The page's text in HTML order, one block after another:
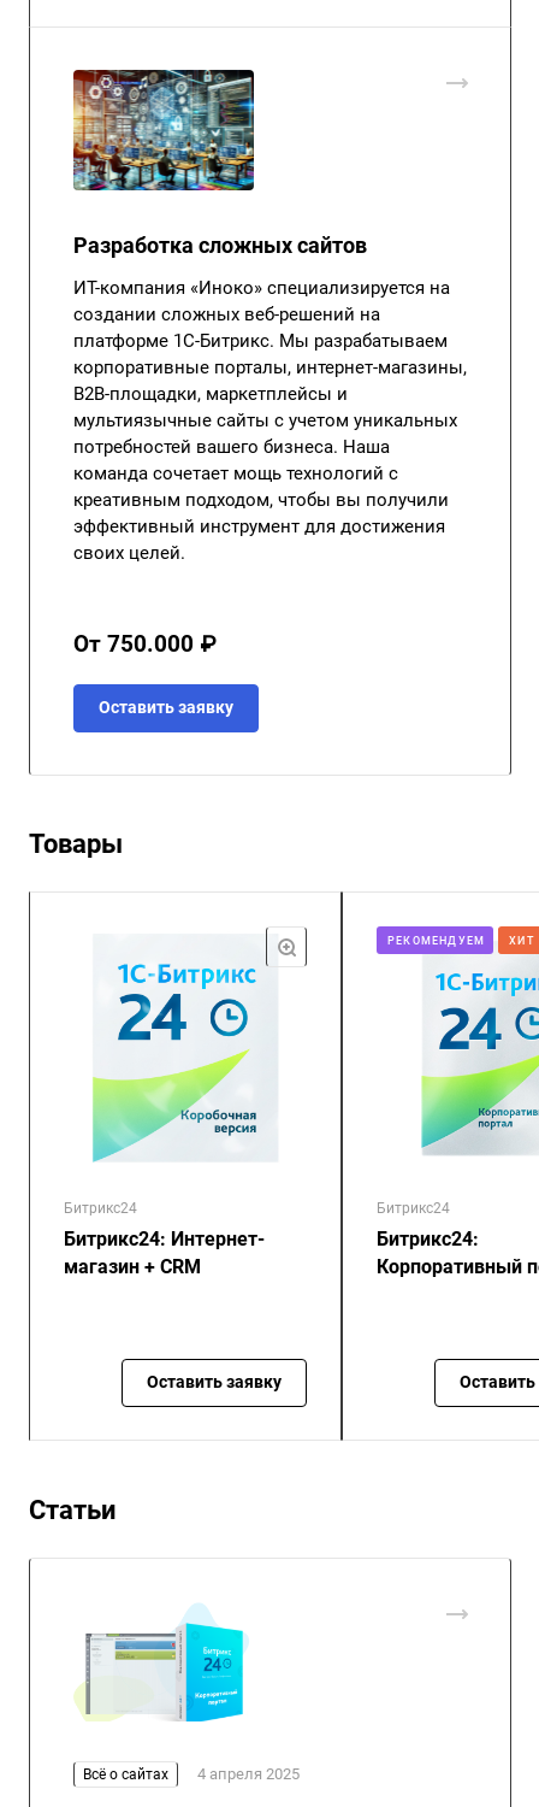
Разработка сложных сайтов
ИТ-компания «Иноко» специализируется на
создании сложных веб-решений на
платформе 1С-Битрикс. Мы разрабатываем
корпоративные порталы, интернет-магазины,
B2B-площадки, маркетплейсы и
мультиязычные сайты с учетом уникальных
потребностей вашего бизнеса. Наша
команда сочетает мощь технологий с
креативным подходом, чтобы вы получили
эффективный инструмент для достижения
своих целей.
От 750.000 ₽
Оставить заявку
Товары
Битрикс24
Битрикс24: Интернет-
магазин + CRM
Оставить заявку
РЕКОМЕНДУЕМ ХИТ
Битрикс24
Битрикс24:
Корпоративный
Оставить
Статьи
Всё о сайтах 4 апреля 2025